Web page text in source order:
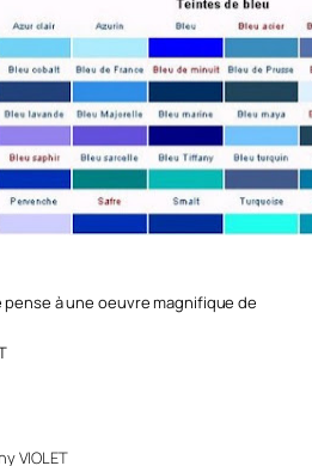
pense à une oeuvre magnifique de
VIOLET